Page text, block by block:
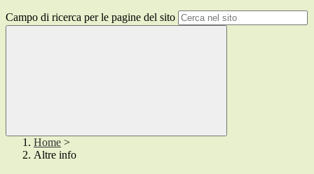
Campo di ricerca per le pagine del sito
Home >
Altre info